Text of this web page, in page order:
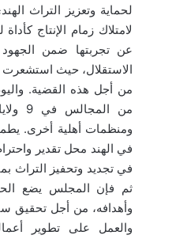
لحماية وتعزيز التراث
لامتلاك زمام الإنتاج
عن تجربتها ضمن الجهود
الاستقلال، حيث استشعرت
من أجل هذه القضية.
من
ومنظمات أهلية أخرى.
في الهند محل تقدير
في تجديد وتحفيز التراث
ثم فإن المجلس يضع
وأهدافه، من أجل تحقيق
والعمل على تطوير